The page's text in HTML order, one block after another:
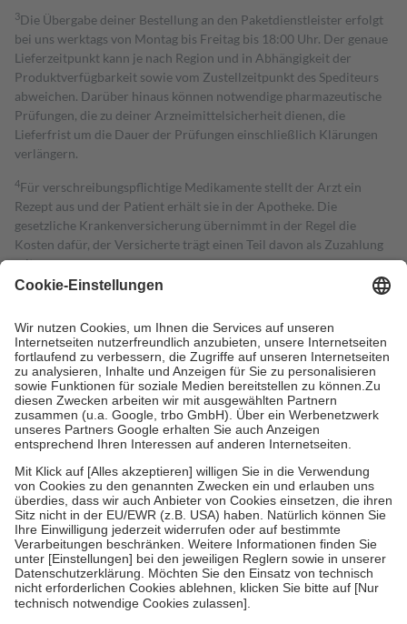
3Die Übergabe deiner Bestellung an den Paketdienstleister erfolgt
bei uns werktags von Montag bis Freitag bis 18:00 Uhr. Der genaue
Lieferzeitpunkt kann je nach Region und in Abhängigkeit der
Produktverfügbarkeit sowie vom Zustellzeitpunkt des Spediteurs
abweichen. Darüber hinaus können notwendige pharmazeutische
Prüfungen, die zu deiner Arzneimittelsicherheit dienen, die
Lieferfrist um die Dauer der Prüfungen einschließlich Klärungen
verlängern.
4Für verschreibungspflichtige Medikamente stellt der Arzt ein
Rezept aus und der Patient erhält sie in der Apotheke. Die
gesetzliche Krankenversicherung übernimmt in der Regel die
Kosten dafür, der Versicherte trägt einen Teil davon als Zuzahlung
mit.
Grundsätzlich leisten Mitglieder Zuzahlungen in Höhe von zehn
höchstens zehn Euro.
Es sind jedoch nie mehr als die tatsächlichen
Kosten der Leistung zu entrichten.
Diese Regeln gelten grundsätzlich auch für Online-Apotheken.
Bei Heilmitteln und häuslicher Krankenpflege beträgt die
Zuzahlung zehn Prozent der Kosten sowie zehn Euro je
Verordnung.
Um das Engagement der Versicherten für ihre eigene Gesundheit zu
stärken und die besondere Stellung der Familie zu unterstützen,
fallenkeine Zuzahlungenan bei:
• Kindern und Jugendlichen bis zum vollendeten 18. Lebensjahr
mit Ausnahme der Fahrkosten
• Untersuchungen zur Vorsorge und Früherkennung, die von der
GKV getragen werden
• empfohlenen Schutzimpfungen
• Harn- und Blutteststreifen